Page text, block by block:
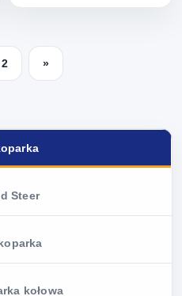
Steer
kołowa
2 »